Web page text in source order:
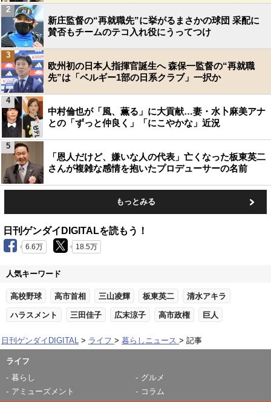
新庄監督の“再就職先”に挙がるまさかの球団 采配に
賛否もチームのテコ入れ役にうってつけ
2
欧州初の日本人指揮官誕生へ 森保一監督の“再就職
先”は「ベルギー1部の日系クラブ」一択か
3
中村倫也が「風、薫る」に大貢献…妻・水卜麻美アナ
との「ずっと仲良く」「にこやかな」近況
4
「恩人だけど、嫌いな人の代表」亡くなった板東英二
さんが複雑な感情を抱いたプロデューサーの名前
5
もっとみる
日刊ゲンダイDIGITALを読もう！
6.6万 18.5万
人気キーワード
高校野球 高市首相 三山凌輝 板東英二 清水アキラ
ハラスメント 三田佳子 広末涼子 高市政権 巨人
日刊ゲンダイDIGITAL ライフ 暮らしニュース 記事
ライフ
暮らし
グルメ
アミューズメント
コラム